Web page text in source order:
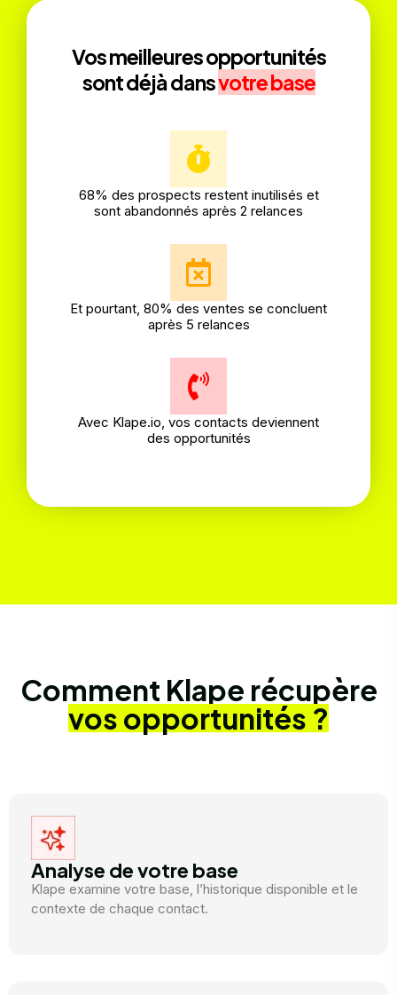
Vos meilleures opportunités
sont déjà dansvotre base
68% des prospects restent inutilisés et
sont abandonnés après 2 relances
Et pourtant, 80% des ventes se concluent
après 5 relances
Avec Klape.io, vos contacts deviennent
des opportunités
Comment Klape récupère
vos opportunités ?
Analyse de votre base
Klape examine votre base, l’historique disponible et le
contexte de chaque contact.